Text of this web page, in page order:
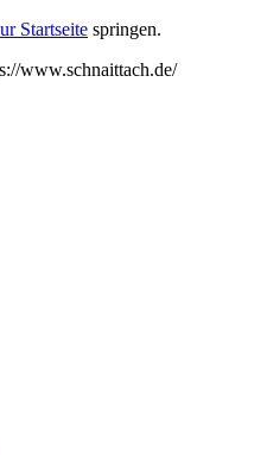
Startseite springen.
www.schnaittach.de/